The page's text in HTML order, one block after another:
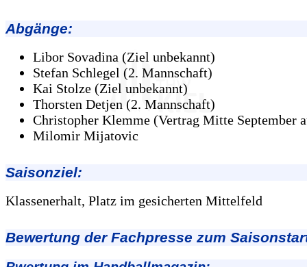
Abgänge:
Libor Sovadina (Ziel unbekannt)
Stefan Schlegel (2. Mannschaft)
Kai Stolze (Ziel unbekannt)
Thorsten Detjen (2. Mannschaft)
Christopher Klemme (Vertrag Mitte September
Milomir Mijatovic
Saisonziel:
Klassenerhalt, Platz im gesicherten Mittelfeld
Bewertung der Fachpresse zum